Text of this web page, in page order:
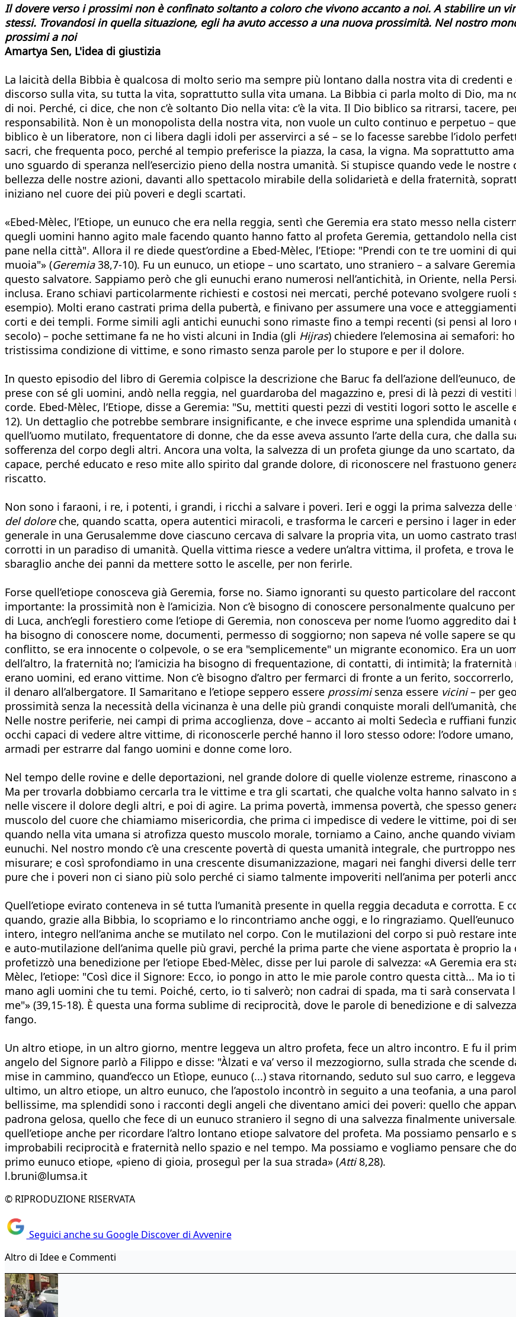
Il dovere verso i prossimi non è confinato soltanto a coloro che vivono accanto a noi. A stabilire un
stessi. Trovandosi in quella situazione, egli ha avuto accesso a una nuova prossimità. Nel nostro
prossimi a noi
Amartya Sen, L'idea di giustizia
La laicità della Bibbia è qualcosa di molto serio ma sempre più lontano dalla nostra vita di credenti
discorso sulla vita, su tutta la vita, soprattutto sulla vita umana. La Bibbia ci parla molto di Dio, ma
di noi. Perché, ci dice, che non c’è soltanto Dio nella vita: c’è la vita. Il Dio biblico sa ritrarsi, tacere,
responsabilità. Non è un monopolista della nostra vita, non vuole un culto continuo e perpetuo –
biblico è un liberatore, non ci libera dagli idoli per asservirci a sé – se lo facesse sarebbe l’idolo
sacri, che frequenta poco, perché al tempio preferisce la piazza, la casa, la vigna. Ma soprattutto
uno sguardo di speranza nell’esercizio pieno della nostra umanità. Si stupisce quando vede le
bellezza delle nostre azioni, davanti allo spettacolo mirabile della solidarietà e della fraternità,
iniziano nel cuore dei più poveri e degli scartati.
«Ebed-Mèlec, l’Etiope, un eunuco che era nella reggia, sentì che Geremia era stato messo nella
quegli uomini hanno agito male facendo quanto hanno fatto al profeta Geremia, gettandolo nella
pane nella città". Allora il re diede quest’ordine a Ebed-Mèlec, l’Etiope: "Prendi con te tre uomini di
muoia"» (Geremia38,7-10). Fu un eunuco, un etiope – uno scartato, uno straniero – a salvare
questo salvatore. Sappiamo però che gli eunuchi erano numerosi nell’antichità, in Oriente, nella
inclusa. Erano schiavi particolarmente richiesti e costosi nei mercati, perché potevano svolgere
esempio). Molti erano castrati prima della pubertà, e finivano per assumere una voce e
corti e dei templi. Forme simili agli antichi eunuchi sono rimaste fino a tempi recenti (si pensi al loro
secolo) – poche settimane fa ne ho visti alcuni in India (gli Hijras) chiedere l’elemosina ai semafori:
tristissima condizione di vittime, e sono rimasto senza parole per lo stupore e per il dolore.
In questo episodio del libro di Geremia colpisce la descrizione che Baruc fa dell’azione dell’eunuco,
prese con sé gli uomini, andò nella reggia, nel guardaroba del magazzino e, presi di là pezzi di
corde. Ebed-Mèlec, l’Etiope, disse a Geremia: "Su, mettiti questi pezzi di vestiti logori sotto le
12). Un dettaglio che potrebbe sembrare insignificante, e che invece esprime una splendida
quell’uomo mutilato, frequentatore di donne, che da esse aveva assunto l’arte della cura, che dalla
sofferenza del corpo degli altri. Ancora una volta, la salvezza di un profeta giunge da uno scartato,
capace, perché educato e reso mite allo spirito dal grande dolore, di riconoscere nel frastuono
riscatto.
Non sono i faraoni, i re, i potenti, i grandi, i ricchi a salvare i poveri. Ieri e oggi la prima salvezza
del doloreche, quando scatta, opera autentici miracoli, e trasforma le carceri e persino i lager in
generale in una Gerusalemme dove ciascuno cercava di salvare la propria vita, un uomo castrato
corrotti in un paradiso di umanità. Quella vittima riesce a vedere un’altra vittima, il profeta, e trova
sbaraglio anche dei panni da mettere sotto le ascelle, per non ferirle.
Forse quell’etiope conosceva già Geremia, forse no. Siamo ignoranti su questo particolare del
importante: la prossimità non è l’amicizia. Non c’è bisogno di conoscere personalmente qualcuno
di Luca, anch’egli forestiero come l’etiope di Geremia, non conosceva per nome l’uomo aggredito
ha bisogno di conoscere nome, documenti, permesso di soggiorno; non sapeva né volle sapere se
conflitto, se era innocente o colpevole, o se era "semplicemente" un migrante economico. Era un
dell’altro, la fraternità no; l’amicizia ha bisogno di frequentazione, di contatti, di intimità; la fraternità
erano uomini, ed erano vittime. Non c’è bisogno d’altro per fermarci di fronte a un ferito,
il denaro all’albergatore. Il Samaritano e l’etiope seppero essere prossimisenza essere vicini– per
prossimità senza la necessità della vicinanza è una delle più grandi conquiste morali dell’umanità,
Nelle nostre periferie, nei campi di prima accoglienza, dove – accanto ai molti Sedecìa e ruffiani
occhi capaci di vedere altre vittime, di riconoscerle perché hanno il loro stesso odore: l’odore
armadi per estrarre dal fango uomini e donne come loro.
Nel tempo delle rovine e delle deportazioni, nel grande dolore di quelle violenze estreme,
Ma per trovarla dobbiamo cercarla tra le vittime e tra gli scartati, che qualche volta hanno salvato
nelle viscere il dolore degli altri, e poi di agire. La prima povertà, immensa povertà, che spesso
muscolo del cuore che chiamiamo misericordia, che prima ci impedisce di vedere le vittime, poi di
quando nella vita umana si atrofizza questo muscolo morale, torniamo a Caino, anche quando
eunuchi. Nel nostro mondo c’è una crescente povertà di questa umanità integrale, che purtroppo
misurare; e così sprofondiamo in una crescente disumanizzazione, magari nei fanghi diversi delle
pure che i poveri non ci siano più solo perché ci siamo talmente impoveriti nell’anima per poterli
Quell’etiope evirato conteneva in sé tutta l’umanità presente in quella reggia decaduta e corrotta. E
quando, grazie alla Bibbia, lo scopriamo e lo rincontriamo anche oggi, e lo ringraziamo.
intero, integro nell’anima anche se mutilato nel corpo. Con le mutilazioni del corpo si può restare
e auto-mutilazione dell’anima quelle più gravi, perché la prima parte che viene asportata è proprio
profetizzò una benedizione per l’etiope Ebed-Mèlec, disse per lui parole di salvezza: «A Geremia era
Mèlec, l’etiope: "Così dice il Signore: Ecco, io pongo in atto le mie parole contro questa città... Ma
mano agli uomini che tu temi. Poiché, certo, io ti salverò; non cadrai di spada, ma ti sarà
me"» (39,15-18). È questa una forma sublime di reciprocità, dove le parole di benedizione e di
fango.
Un altro etiope, in un altro giorno, mentre leggeva un altro profeta, fece un altro incontro. E fu il
angelo del Signore parlò a Filippo e disse: "Àlzati e va’ verso il mezzogiorno, sulla strada che scende
mise in cammino, quand’ecco un Etìope, eunuco (...) stava ritornando, seduto sul suo carro, e
ultimo, un altro etiope, un altro eunuco, che l’apostolo incontrò in seguito a una teofania, a una
bellissime, ma splendidi sono i racconti degli angeli che diventano amici dei poveri: quello che
padrona gelosa, quello che fece di un eunuco straniero il segno di una salvezza finalmente
quell’etiope anche per ricordare l’altro lontano etiope salvatore del profeta. Ma possiamo pensarlo
improbabili reciprocità e fraternità nello spazio e nel tempo. Ma possiamo e vogliamo pensare che
primo eunuco etiope, «pieno di gioia, proseguì per la sua strada» (Atti8,28).
l.bruni@lumsa.it
© RIPRODUZIONE RISERVATA
Seguici anche su Google Discover di Avvenire
Altro di Idee e Commenti